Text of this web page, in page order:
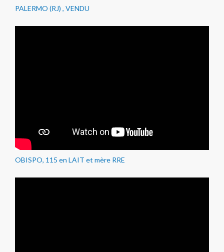
PALERMO (RJ) , VENDU
OBISPO, 115 en LAIT et mère RRE